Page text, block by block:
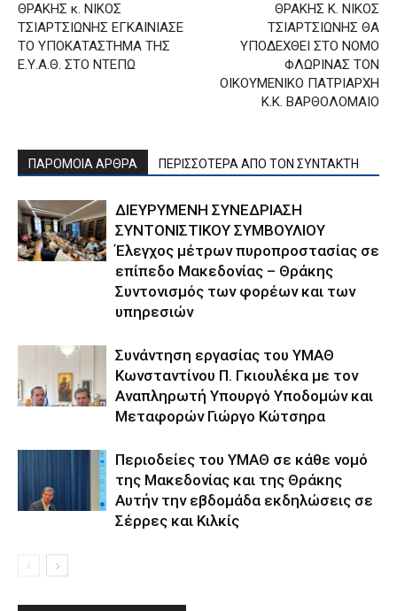
ΘΡΑΚΗΣ κ. ΝΙΚΟΣ
ΤΣΙΑΡΤΣΙΩΝΗΣ ΕΓΚΑΙΝΙΑΣΕ
ΤΟ ΥΠΟΚΑΤΑΣΤΗΜΑ ΤΗΣ
Ε.Υ.Α.Θ. ΣΤΟ ΝΤΕΠΩ
ΘΡΑΚΗΣ Κ. ΝΙΚΟΣ
ΤΣΙΑΡΤΣΙΩΝΗΣ ΘΑ
ΥΠΟΔΕΧΘΕΙ ΣΤΟ ΝΟΜΟ
ΦΛΩΡΙΝΑΣ ΤΟΝ
ΟΙΚΟΥΜΕΝΙΚΟ ΠΑΤΡΙΑΡΧΗ
Κ.Κ. ΒΑΡΘΟΛΟΜΑΙΟ
ΠΑΡΟΜΟΙΑ ΑΡΘΡΑ ΠΕΡΙΣΣΟΤΕΡΑ ΑΠΟ ΤΟΝ ΣΥΝΤΑΚΤΗ
ΔΙΕΥΡΥΜΕΝΗ ΣΥΝΕΔΡΙΑΣΗ
ΣΥΝΤΟΝΙΣΤΙΚΟΥ ΣΥΜΒΟΥΛΙΟΥ
Έλεγχος μέτρων πυροπροστασίας σε
επίπεδο Μακεδονίας – Θράκης
Συντονισμός των φορέων και των
υπηρεσιών
Συνάντηση εργασίας του ΥΜΑΘ
Κωνσταντίνου Π. Γκιουλέκα με τον
Αναπληρωτή Υπουργό Υποδομών και
Μεταφορών Γιώργο Κώτσηρα
Περιοδείες του ΥΜΑΘ σε κάθε νομό
της Μακεδονίας και της Θράκης
Αυτήν την εβδομάδα εκδηλώσεις σε
Σέρρες και Κιλκίς